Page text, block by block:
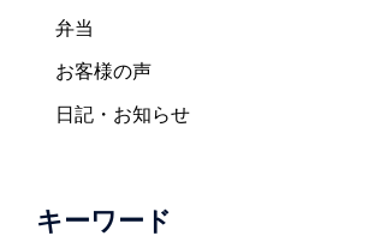
弁当
お客様の声
日記・お知らせ
キーワード